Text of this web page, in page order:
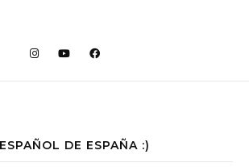
DE ESPAÑA :)